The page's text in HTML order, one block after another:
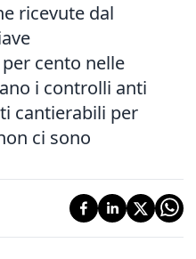
ricevute dal
cento nelle
i controlli anti
cantierabili per
ci sono